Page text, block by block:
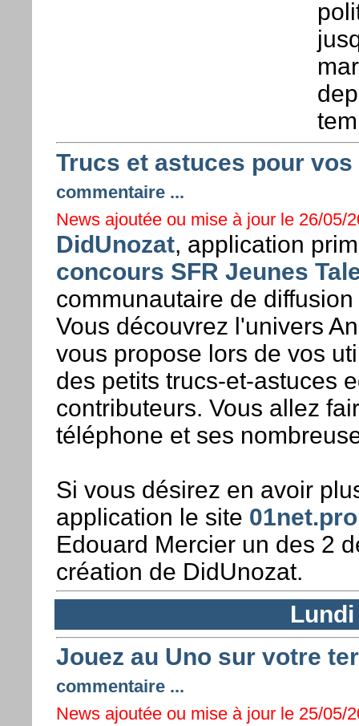
Trucs et astuces pour
commentaire ...
News ajoutée ou mise à jour le 26/05/
DidUnozat, application
concours SFR Jeunes
communautaire de
Vous découvrez l'univers
vous propose lors de vos
des petits trucs-et-astuces
contributeurs. Vous allez
téléphone et ses
Si vous désirez en avoir
application le site 01net.pro
Edouard Mercier un des 2
création de DidUnozat.
Lundi
Jouez au Uno sur votre
commentaire ...
News ajoutée ou mise à jour le 25/05/